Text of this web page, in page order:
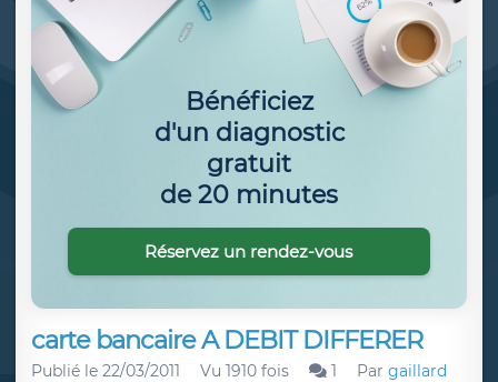
carte bancaire A DEBIT DIFFERER
Publié le 22/03/2011 Vu 1910 fois 1 Par gaillard
Bénéficiez
d'un diagnostic
gratuit
de 20 minutes
Réservez un rendez-vous